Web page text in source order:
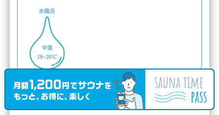
大人入浴料 800円